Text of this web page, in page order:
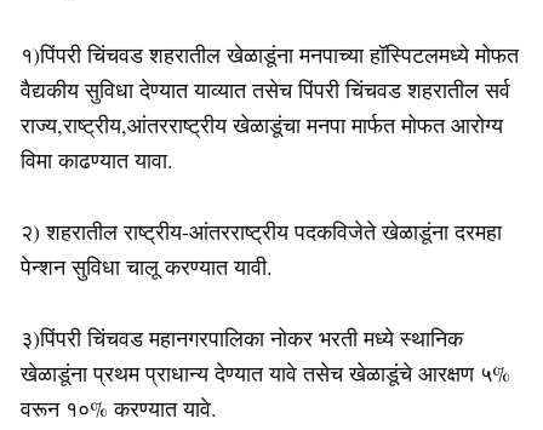
१)पिंपरी चिंचवड शहरातील खेळाडूंना मनपाच्या हॉस्पिटलमध्ये मोफत
वैद्यकीय सुविधा देण्यात याव्यात तसेच पिंपरी चिंचवड शहरातील सर्व
राज्य,राष्ट्रीय,आंतरराष्ट्रीय खेळाडूंचा मनपा मार्फत मोफत आरोग्य
विमा काढण्यात यावा.
२) शहरातील राष्ट्रीय-आंतरराष्ट्रीय पदकविजेते खेळाडूंना दरमहा
पेन्शन सुविधा चालू करण्यात यावी.
३)पिंपरी चिंचवड महानगरपालिका नोकर भरती मध्ये स्थानिक
खेळाडूंना प्रथम प्राधान्य देण्यात यावे तसेच खेळाडूंचे आरक्षण ५%
वरून १०% करण्यात यावे.